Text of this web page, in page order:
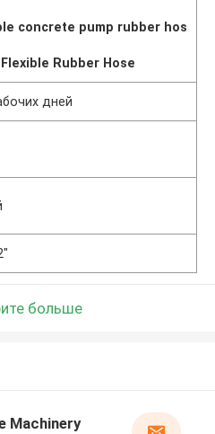
concrete pump rubber hos
Flexible Rubber Hose
дней
больше
Machinery